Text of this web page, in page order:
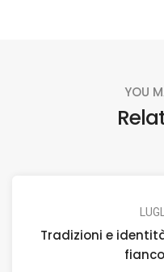
YOU
Tradizioni e